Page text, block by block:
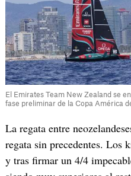
El Emirates Team New Zealand se
fase preliminar de la Copa América
La regata entre
regata sin precedentes. Los
y tras firmar un 4/4